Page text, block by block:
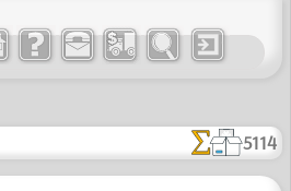
5114